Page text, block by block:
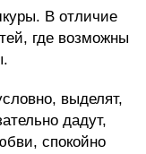
В отличие
где возможны
выделят,
дадут,
спокойно